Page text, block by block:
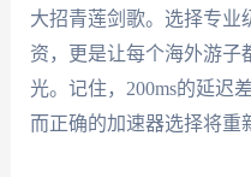
大招青莲剑歌。选择专业
资，更是让每个海外游子
光。记住，200ms的延迟
而正确的加速器选择将重